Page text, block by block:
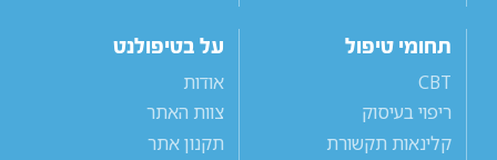
תחומי טיפול
CBT
ריפוי בעיסוק
קלינאות תקשורת
על בטיפולנט
אודות
צוות האתר
תקנון אתר